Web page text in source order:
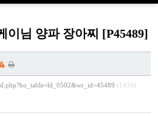
이님 양파 장아찌 [P45489]
(1434)